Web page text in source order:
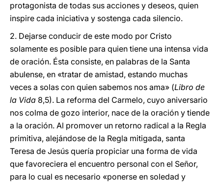
protagonista de todas sus acciones y deseos, quien
inspire cada iniciativa y sostenga cada silencio.
2. Dejarse conducir de este modo por Cristo
solamente es posible para quien tiene una intensa vida
de oración. Ésta consiste, en palabras de la Santa
abulense, en «tratar de amistad, estando muchas
veces a solas con quien sabemos nos ama» (Libro de
la Vida 8,5). La reforma del Carmelo, cuyo aniversario
nos colma de gozo interior, nace de la oración y tiende
a la oración. Al promover un retorno radical a la Regla
primitiva, alejándose de la Regla mitigada, santa
Teresa de Jesús quería propiciar una forma de vida
que favoreciera el encuentro personal con el Señor,
para lo cual es necesario «ponerse en soledad y